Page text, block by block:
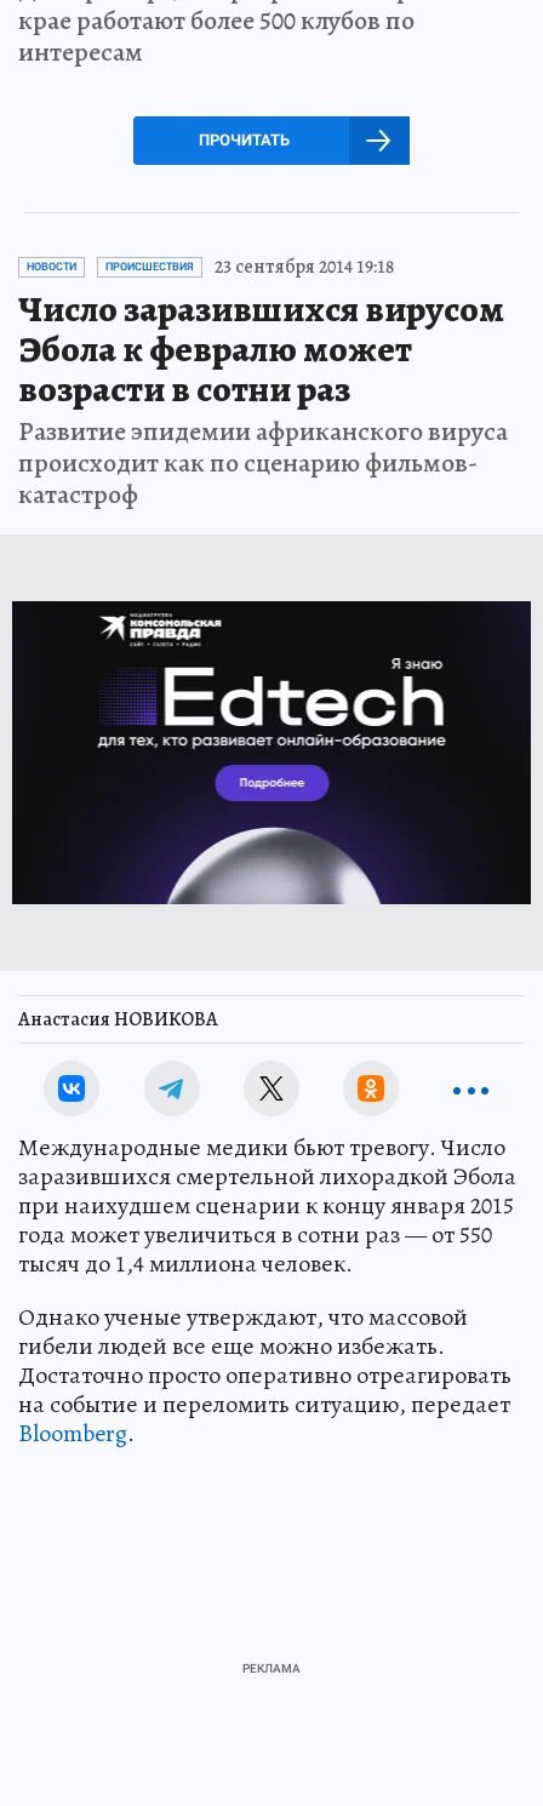
крае работают более 500 клубов по
интересам
ПРОЧИТАТЬ
НОВОСТИ ПРОИСШЕСТВИЯ 23 сентября 2014 19:18
Число заразившихся вирусом
Эбола к февралю может
возрасти в сотни раз
Развитие эпидемии африканского вируса
происходит как по сценарию фильмов-
катастроф
Анастасия НОВИКОВА
Международные медики бьют тревогу. Число
заразившихся смертельной лихорадкой Эбола
при наихудшем сценарии к концу января 2015
года может увеличиться в сотни раз — от 550
тысяч до 1,4 миллиона человек.
Однако ученые утверждают, что массовой
гибели людей все еще можно избежать.
Достаточно просто оперативно отреагировать
на событие и переломить ситуацию, передает
Bloomberg.